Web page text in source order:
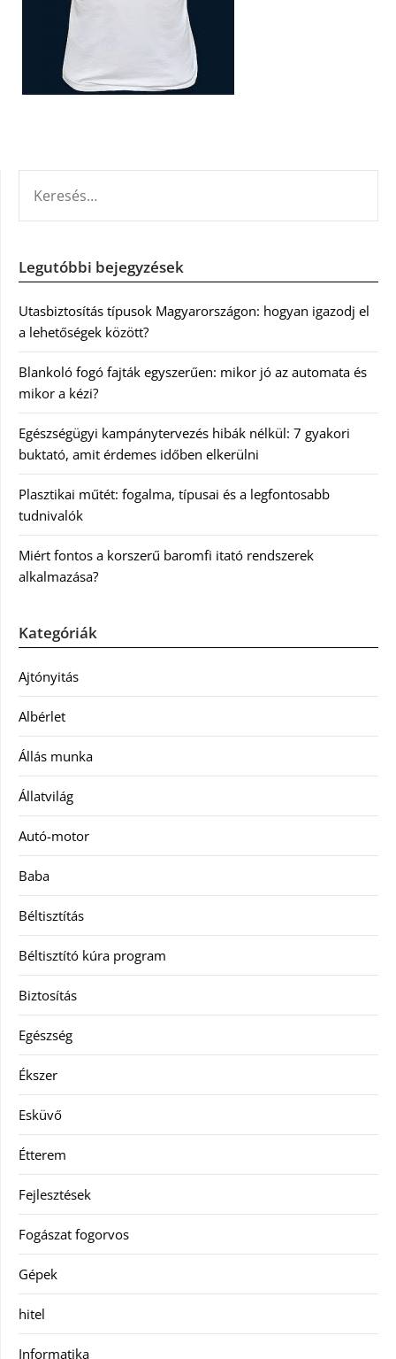
Legutóbbi bejegyzések
Utasbiztosítás típusok Magyarországon: hogyan igazodj el
a lehetőségek között?
Blankoló fogó fajták egyszerűen: mikor jó az automata és
mikor a kézi?
Egészségügyi kampánytervezés hibák nélkül: 7 gyakori
buktató, amit érdemes időben elkerülni
Plasztikai műtét: fogalma, típusai és a legfontosabb
tudnivalók
Miért fontos a korszerű baromfi itató rendszerek
alkalmazása?
Kategóriák
Ajtónyitás
Albérlet
Állás munka
Állatvilág
Autó-motor
Baba
Béltisztítás
Béltisztító kúra program
Biztosítás
Egészség
Ékszer
Esküvő
Étterem
Fejlesztések
Fogászat fogorvos
Gépek
hitel
Informatika